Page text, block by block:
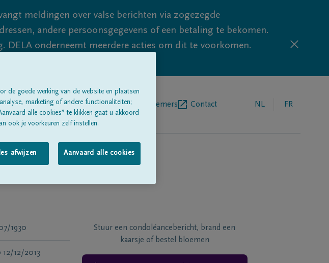
meldingen over valse berichten via zogezegde
andere persoonsgegevens of een betaling te bekomen.
onderneemt meerdere acties om dit te voorkomen.
blijf waakzaam.
Alle rouwberichten Over onsBegrafenisondernemers Contact NL FR
1930
12/12/2013
Stuur een condoléancebericht, brand een
kaarsje of bestel bloemen
de goede werking van de website en plaatsen
marketing of andere functionaliteiten;
alle cookies” te klikken gaat u akkoord
ook je voorkeuren zelf instellen.
afwijzen Aanvaard alle cookies